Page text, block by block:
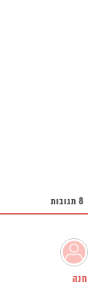
8 תגובות
חנה